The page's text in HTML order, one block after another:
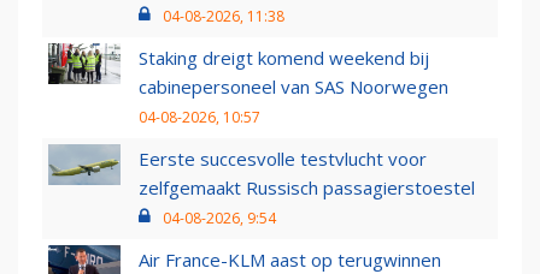
04-08-2026, 11:38
Staking dreigt komend weekend bij
cabinepersoneel van SAS Noorwegen
04-08-2026, 10:57
Eerste succesvolle testvlucht voor
zelfgemaakt Russisch passagierstoestel
04-08-2026, 9:54
Air France-KLM aast op terugwinnen